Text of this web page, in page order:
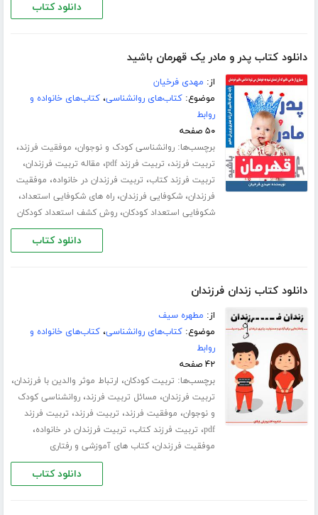
دانلود کتاب
دانلود کتاب پدر و مادر یک قهرمان باشید
از: مهدی فرخیان
موضوع:کتاب‌های روانشناسی،کتاب‌های خانواده و
روابط
۵۰ صفحه
برچسب‌ها:روانشناسی کودک و نوجوان، موفقیت فرزند،
تربیت فرزند، تربیت فرزند pdf ، مقاله تربیت فرزندان،
تربیت فرزند کتاب، تربیت فرزندان در خانواده، موفقیت
فرزندان،شکوفایی فرزندان،راه های شکوفایی استعداد،
شکوفایی استعداد کودکان،روش کشف استعداد کودکان
دانلود کتاب
دانلود کتاب زندان فرزندان
از: مطهره سیف
موضوع:کتاب‌های روانشناسی،کتاب‌های خانواده و
روابط
۴۲ صفحه
برچسب‌ها: تربیت کودکان، ارتباط موثر والدین با فرزندان،
تربیت فرزندان، مسائل تربیت فرزند،روانشناسی کودک
و نوجوان، موفقیت فرزند، تربیت فرزند، تربیت فرزند
pdf، تربیت فرزند کتاب، تربیت فرزندان در خانواده،
موفقیت فرزندان،کتاب های آموزشی و رفتاری
دانلود کتاب